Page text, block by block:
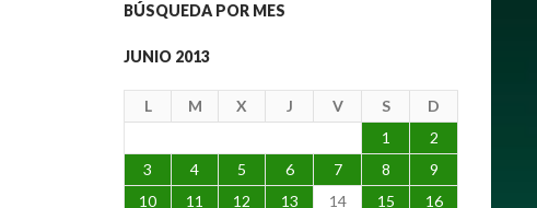
BÚSQUEDA POR MES
JUNIO 2013
L M X J V S
D
1
2
3
4 5 6 7 8
9
10
11 12 13 14 15
16